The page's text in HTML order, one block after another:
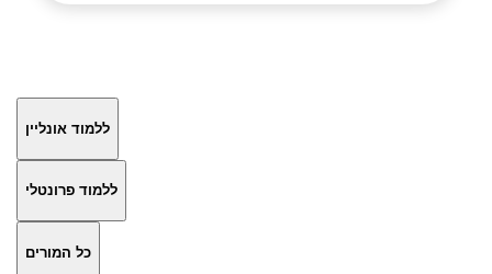
ללמוד אונליין
ללמוד פרונטלי
כל המורים